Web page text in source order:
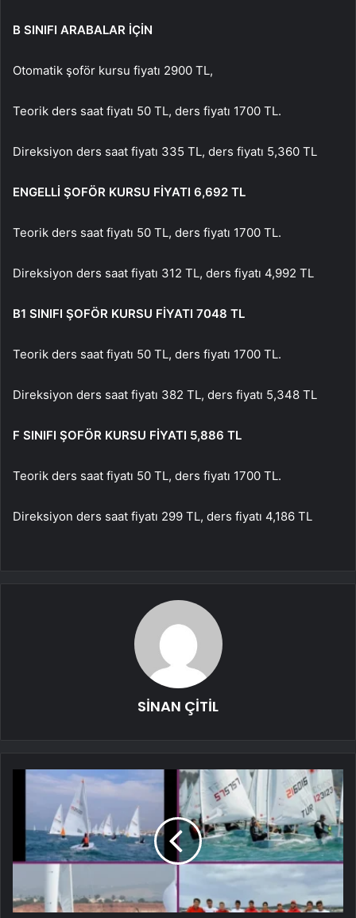
B SINIFI ARABALAR İÇİN
Otomatik şoför kursu fiyatı 2900 TL,
Teorik ders saat fiyatı 50 TL, ders fiyatı 1700 TL.
Direksiyon ders saat fiyatı 335 TL, ders fiyatı 5,360 TL
ENGELLİ ŞOFÖR KURSU FİYATI 6,692 TL
Teorik ders saat fiyatı 50 TL, ders fiyatı 1700 TL.
Direksiyon ders saat fiyatı 312 TL, ders fiyatı 4,992 TL
B1 SINIFI ŞOFÖR KURSU FİYATI 7048 TL
Teorik ders saat fiyatı 50 TL, ders fiyatı 1700 TL.
Direksiyon ders saat fiyatı 382 TL, ders fiyatı 5,348 TL
F SINIFI ŞOFÖR KURSU FİYATI 5,886 TL
Teorik ders saat fiyatı 50 TL, ders fiyatı 1700 TL.
Direksiyon ders saat fiyatı 299 TL, ders fiyatı 4,186 TL
SİNAN ÇİTİL